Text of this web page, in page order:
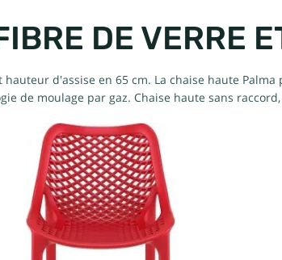
DE VERRE
d'assise en 65 cm. La chaise haute
de moulage par gaz. Chaise haute sans